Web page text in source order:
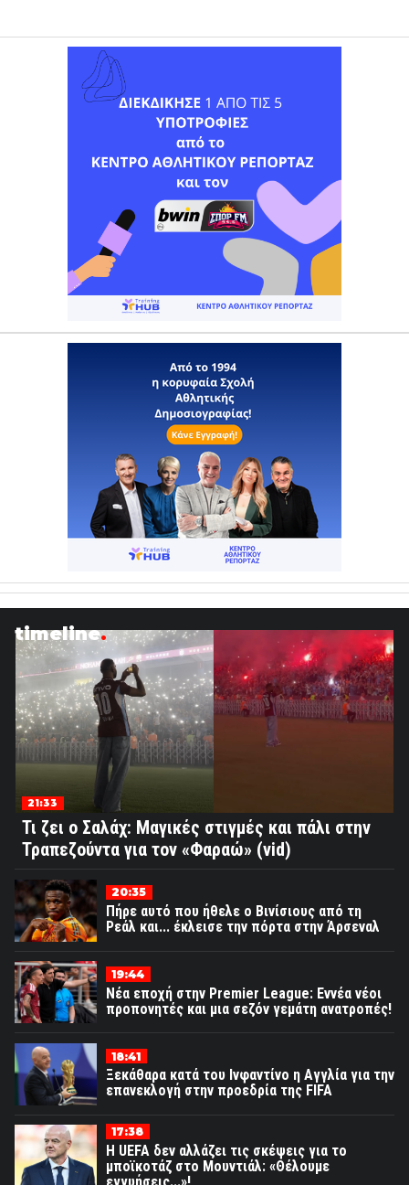
timeline
21:33
Τι ζει ο Σαλάχ: Μαγικές στιγμές και πάλι στην
Τραπεζούντα για τον «Φαραώ» (vid)
20:35
Πήρε αυτό που ήθελε ο Βινίσιους από τη
Ρεάλ και... έκλεισε την πόρτα στην Άρσεναλ
19:44
Νέα εποχή στην Premier League: Εννέα νέοι
προπονητές και μια σεζόν γεμάτη ανατροπές!
18:41
Ξεκάθαρα κατά του Ινφαντίνο η Αγγλία για την
επανεκλογή στην προεδρία της FIFA
17:38
Η UEFA δεν αλλάζει τις σκέψεις για το
μποϊκοτάζ στο Μουντιάλ: «Θέλουμε